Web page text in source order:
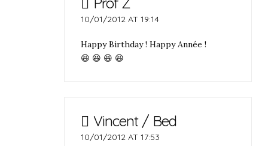
10/01/2012 AT 19:14
Happy Birthday ! Happy Année !
😆 😆 😆 😆
Vincent / Bed
10/01/2012 AT 17:53